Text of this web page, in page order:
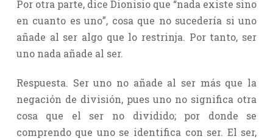
Por otra parte, dice Dionisio que “nada existe sino
en cuanto es uno”, cosa que no sucedería si uno
añade al ser algo que lo restrinja. Por tanto, ser
uno nada añade al ser.
Respuesta. Ser uno no añade al ser más que la
negación de división, pues uno no significa otra
cosa que el ser no dividido; por donde se
comprendo que uno se identifica con ser. El ser,